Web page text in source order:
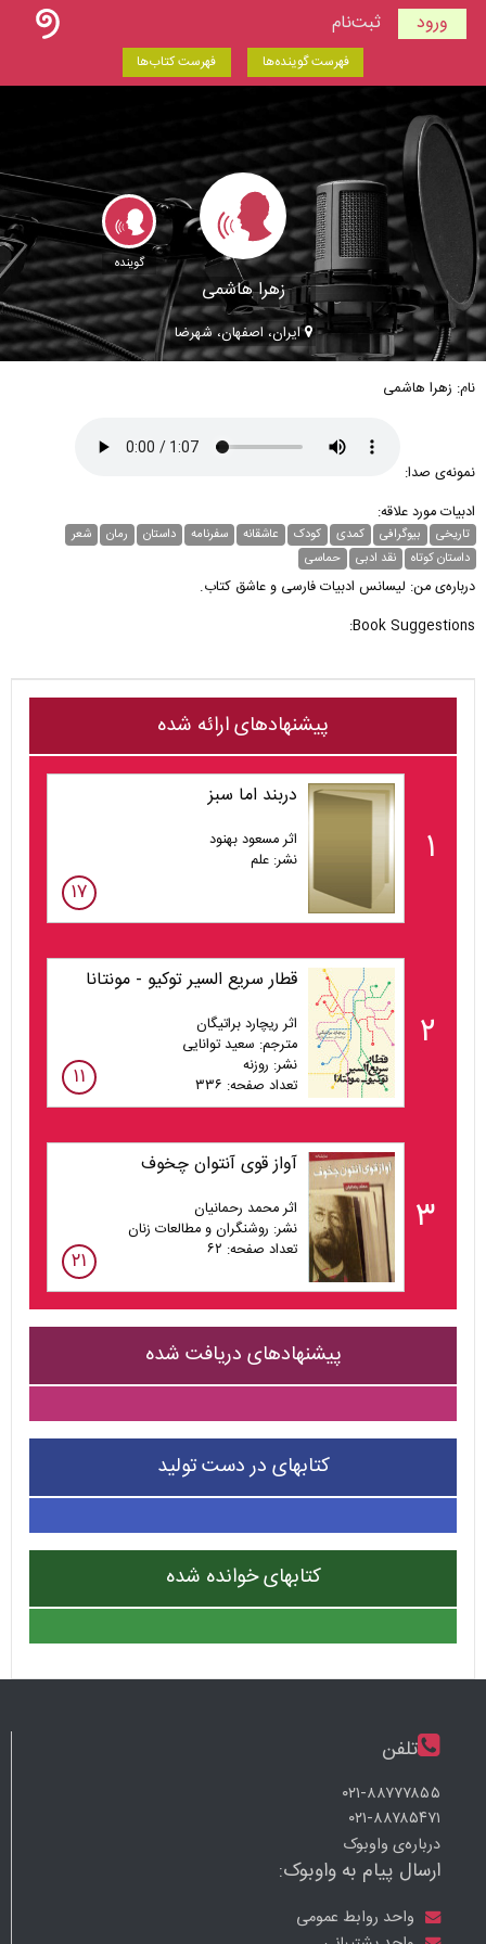
ورود ثبت‌نام
فهرست گوینده‌ها فهرست کتاب‌ها
گوینده
زهرا هاشمی
ایران، اصفهان، شهرضا
نام: زهرا هاشمی
نمونه‌ی صدا:
ادبیات مورد علاقه:
تاریخی بیوگرافی کمدی کودک عاشقانه سفرنامه داستان رمان
شعر
داستان کوتاه
نقد ادبی حماسی
درباره‌ی من: لیسانس ادبیات فارسی و عاشق کتاب.
Book Suggestions:
پیشنهادهای ارائه شده
۱
دربند اما سبز
اثر مسعود بهنود
نشر: علم
۱۷
۲
قطار سریع السیر توکیو - مونتانا
اثر ریچارد براتیگان
مترجم: سعید توانایی
نشر: روزنه
تعداد صفحه: ۳۳۶
۱۱
۳
آواز قوی آنتوان چخوف
اثر محمد رحمانیان
نشر: روشنگران و مطالعات زنان
تعداد صفحه: ۶۲
۲۱
پیشنهادهای دریافت شده
کتابهای در دست تولید
کتابهای خوانده شده
تلفن
۰۲۱-۸۸۷۷۷۸۵۵
۰۲۱-۸۸۷۸۵۴۷۱
درباره‌ی واوبوک
ارسال پیام به واوبوک:
واحد روابط عمومی